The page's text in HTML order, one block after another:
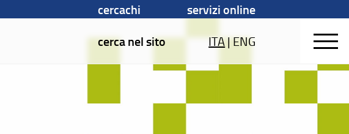
cercachi
servizi online
cerca nel sito
ITA|ENG